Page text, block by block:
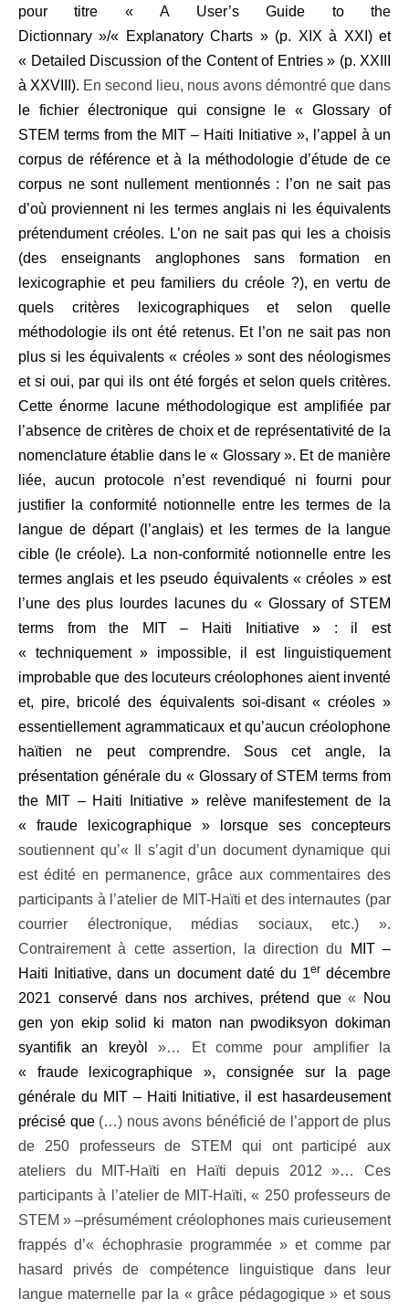
pour titre « A User’s Guide to the
Dictionnary »/« Explanatory Charts » (p. XIX à XXI) et
« Detailed Discussion of the Content of Entries » (p. XXIII
à XXVIII). En second lieu, nous avons démontré que dans
le fichier électronique qui consigne le«Glossary of
STEM terms from the MIT – Haiti Initiative »,
l’appel à un
corpus de référence et à la méthodologie d’étude de ce
corpus ne sont nullement mentionnés : l’on ne sait pas
d’où proviennent ni les termes anglais ni les équivalents
prétendument créoles. L’on ne sait pas qui les a choisis
(des enseignants anglophones sans formation en
lexicographie et peu familiers du créole ?), en vertu de
quels critères lexicographiques et selon quelle
méthodologie ils ont été retenus. Et l’on ne sait pas non
plus si les équivalents « créoles » sont des néologismes
et si oui, par qui ils ont été forgés et selon quels critères.
Cette énorme lacune méthodologique est amplifiée par
l’absence de critères de choix et de représentativité de la
nomenclature établie dans le « Glossary ». Et de manière
liée, aucun protocole n’est revendiqué ni fourni pour
justifier la conformité notionnelle entre les termes de la
langue de départ (l’anglais) et les termes de la langue
cible (le créole). La non-conformité notionnelle entre les
termes anglais et les pseudo équivalents « créoles » est
l’une des plus lourdes lacunes du « Glossary of STEM
terms from the MIT – Haiti Initiative » : il est
« techniquement » impossible, il est linguistiquement
improbable que des locuteurs créolophones aient inventé
et, pire, bricolé des équivalents soi-disant « créoles »
essentiellement agrammaticaux et qu’aucun créolophone
haïtien ne peut comprendre. Sous cet angle, la
présentation générale du « Glossary of STEM terms from
the MIT – Haiti Initiative » relève manifestement de la
« fraude lexicographique »
lorsque ses concepteurs
soutiennent qu’« Il s’agit d’un document dynamique qui
est édité en permanence, grâce aux commentaires des
participants à l’atelier de MIT-Haïti et des internautes (par
courrier électronique, médias sociaux, etc.) ».
Contrairement à cette assertion, la direction du
MIT –
Haiti Initiative, dans un document daté du 1er décembre
2021 conservé dans nos archives, prétend que«
Nou
gen yon ekip solid ki maton nan pwodiksyon dokiman
syantifik an kreyòl»… Et comme pour amplifier la
« fraude lexicographique », consignée sur la page
générale du MIT – Haiti Initiative, il est hasardeusement
précisé que(…) nous avons bénéficié de l’apport de plus
de 250 professeurs de STEM qui ont participé aux
ateliers du MIT-Haïti en Haïti depuis 2012 »… Ces
participants à l’atelier de MIT-Haïti, « 250 professeurs de
STEM » –présumément créolophones mais curieusement
frappés d’« échophrasie programmée » et comme par
hasard privés de compétence linguistique dans leur
langue maternelle par la « grâce pédagogique » et sous